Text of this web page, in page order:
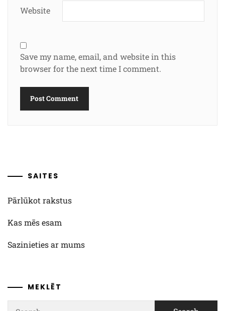
Website
Save my name, email, and website in this
browser for the next time I comment.
SAITES
Pārlūkot rakstus
Kas mēs esam
Sazinieties ar mums
MEKLĒT